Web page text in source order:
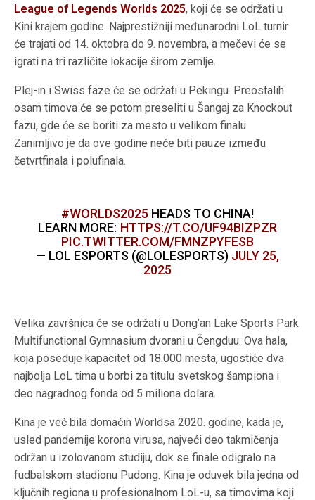
League of Legends Worlds 2025, koji će se održati u
Kini krajem godine. Najprestižniji međunarodni LoL turnir
će trajati od 14. oktobra do 9. novembra, a mečevi će se
igrati na tri različite lokacije širom zemlje.
Plej-in i Swiss faze će se održati u Pekingu. Preostalih
osam timova će se potom preseliti u Šangaj za Knockout
fazu, gde će se boriti za mesto u velikom finalu.
Zanimljivo je da ove godine neće biti pauze između
četvrtfinala i polufinala.
#WORLDS2025HEADS TO CHINA!
LEARN MORE: HTTPS://T.CO/UF94BIZPZR
PIC.TWITTER.COM/FMNZPYFESB
— LOL ESPORTS (@LOLESPORTS) JULY 25,
2025
Velika završnica će se održati u Dong’an Lake Sports Park
Multifunctional Gymnasium dvorani u Čengduu. Ova hala,
koja poseduje kapacitet od 18.000 mesta, ugostiće dva
najbolja LoL tima u borbi za titulu svetskog šampiona i
deo nagradnog fonda od 5 miliona dolara.
Kina je već bila domaćin Worldsa 2020. godine, kada je,
usled pandemije korona virusa, najveći deo takmičenja
održan u izolovanom studiju, dok se finale odigralo na
fudbalskom stadionu Pudong. Kina je oduvek bila jedna od
ključnih regiona u profesionalnom LoL-u, sa timovima koji